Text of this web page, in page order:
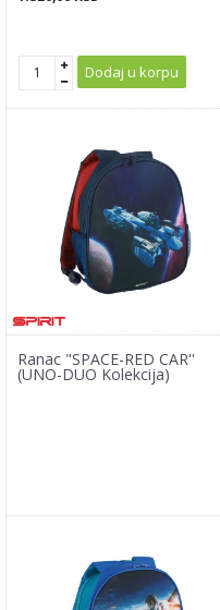
Dodaj u korpu
Ranac "SPACE-RED CAR''
(UNO-DUO Kolekcija)